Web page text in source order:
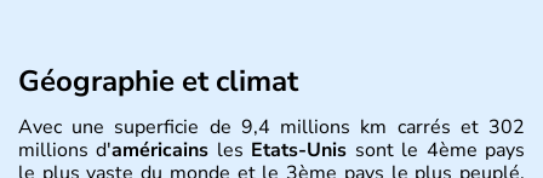
Géographie et climat
Avec une superficie de 9,4 millions km carrés et 302
millions d'américains les Etats-Unis sont le 4ème pays
le plus vaste du monde et le 3ème pays le plus peuplé.